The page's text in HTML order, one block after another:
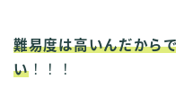
難易度は高いんだから
い！！！